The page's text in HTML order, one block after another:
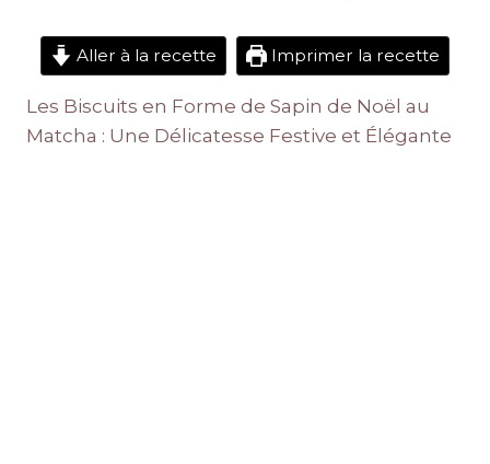
Aller à la recette Imprimer la recette
Les Biscuits en Forme de Sapin de Noël au
Matcha : Une Délicatesse Festive et Élégante